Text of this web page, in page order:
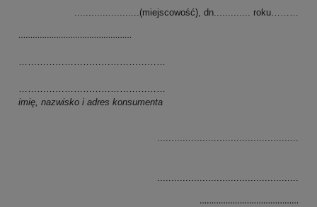
.......................(miejscowość), dn............. roku………
…………………………………………
imię, nazwisko i adres konsumenta
……………………………………